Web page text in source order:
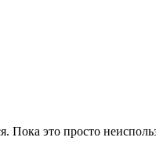
Пока это просто